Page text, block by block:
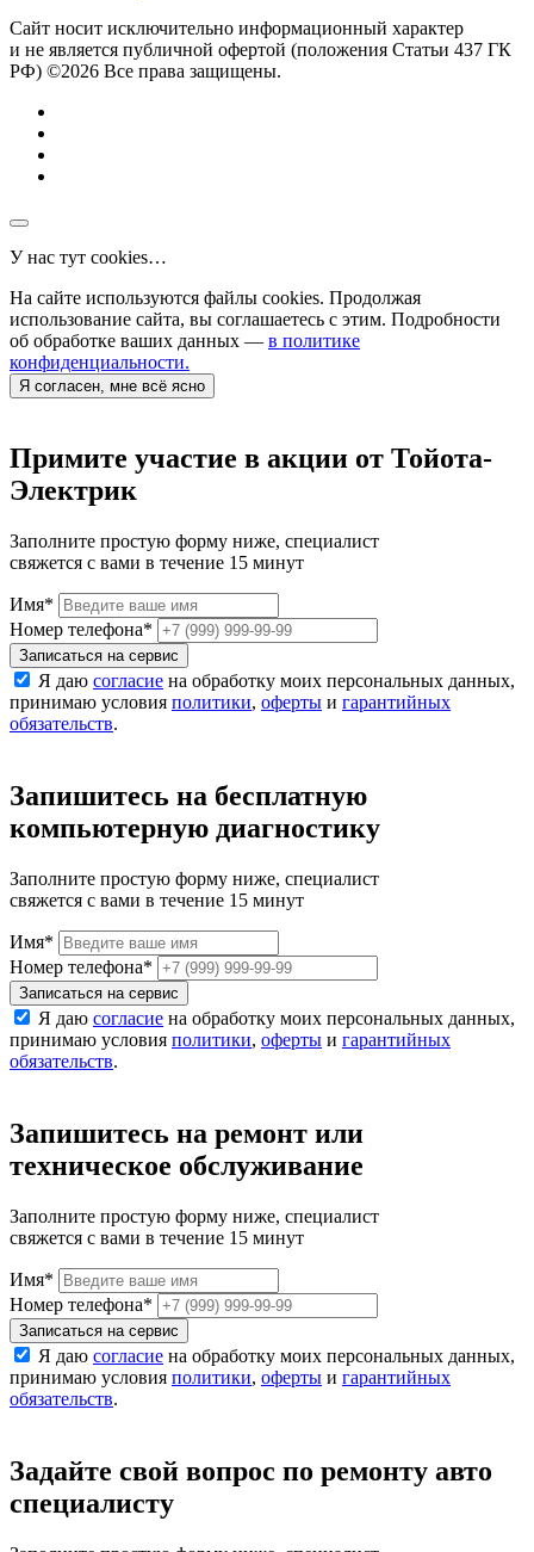
Сайт носит исключительно информационный характер
и не является публичной офертой (положения Статьи 437 ГК
РФ) ©2026 Все права защищены.
У нас тут cookies…
На сайте используются файлы cookies. Продолжая
использование сайта, вы соглашаетесь с этим. Подробности
об обработке ваших данных — в политике
конфиденциальности.
Я согласен, мне всё ясно
Примите участие в акции от Тойота-
Электрик
Заполните простую форму ниже, специалист
свяжется с вами в течение 15 минут
Имя*
Номер телефона*
Записаться на сервис
Я даю согласие на обработку моих персональных данных,
принимаю условия политики, оферты и гарантийных
обязательств.
Запишитесь на бесплатную
компьютерную диагностику
Заполните простую форму ниже, специалист
свяжется с вами в течение 15 минут
Имя*
Номер телефона*
Записаться на сервис
Я даю согласие на обработку моих персональных данных,
принимаю условия политики, оферты и гарантийных
обязательств.
Запишитесь на ремонт или
техническое обслуживание
Заполните простую форму ниже, специалист
свяжется с вами в течение 15 минут
Имя*
Номер телефона*
Записаться на сервис
Я даю согласие на обработку моих персональных данных,
принимаю условия политики, оферты и гарантийных
обязательств.
Задайте свой вопрос по ремонту авто
специалисту